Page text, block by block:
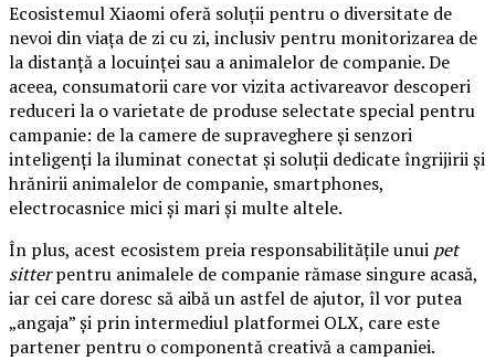
Ecosistemul Xiaomi oferă soluții pentru o diversitate de
nevoi din viața de zi cu zi, inclusiv pentru monitorizarea de
la distanță a locuinței sau a animalelor de companie. De
aceea, consumatorii care vor vizita activareavor descoperi
reduceri la o varietate de produse selectate special pentru
campanie: de la camere de supraveghere și senzori
inteligenți la iluminat conectat și soluții dedicate îngrijirii și
hrănirii animalelor de companie, smartphones,
electrocasnice mici și mari și multe altele.
În plus, acest ecosistem preia responsabilitățile unui pet
sitterpentru animalele de companie rămase singure acasă,
iar cei care doresc să aibă un astfel de ajutor, îl vor putea
„angaja” și prin intermediul platformei OLX, care este
partener pentru o componentă creativă a campaniei.